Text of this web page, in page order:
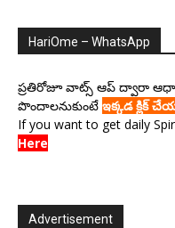
HariOme – WhatsApp
ప్రతిరోజూ వాట్స్ ఆప్ ద్వారా
పొందాలనుకుంటే ఇక్కడ క్లిక్
If you want to get daily
Here
Advertisement